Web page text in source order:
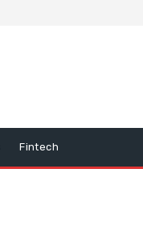
Fintech